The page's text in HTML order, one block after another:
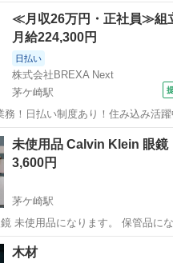
す、 2t コベルコ よろしくお願いします。
崎市 茅ケ崎駅 その他 コ
≪月収26万円・正社員≫組
月給224,300円
日払い
株式会社BREXA Next
茅ケ崎駅
務！日払い制度あり！住み込み活
7割会社負担！赴任旅費支給あり！
用OK！幅広い年齢の男性活躍中！
場のお仕事 ◇化...
崎市 茅ケ崎駅
未使用品 Calvin Klein 眼鏡
3,600円
茅ケ崎駅
なります。 保管品になりますので多少の
れませんのでご了承下さいませ。 フレーム シ
ンゴールド よろしくお願いします。
崎市
木材